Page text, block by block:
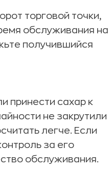
торговой точки,
обслуживания на
получившийся
принести сахар к
не закрутили
легче. Если
за его
обслуживания.